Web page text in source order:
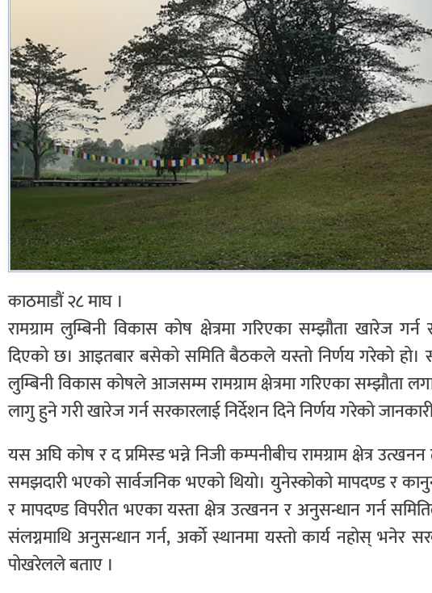
काठमाडौं २८ माघ ।
रामग्राम लुम्बिनी विकास कोष क्षेत्रमा गरिएका सम्झौता खारेज
दिएको छ। आइतबार बसेको समिति बैठकले यस्तो निर्णय गरेको
लुम्बिनी विकास कोषले आजसम्म रामग्राम क्षेत्रमा गरिएका सम्झौता
लागु हुने गरी खारेज गर्न सरकारलाई निर्देशन दिने निर्णय गरेको
यस अघि कोष र द प्रमिस्ड भन्ने निजी कम्पनीबीच रामग्राम क्षेत्र उत्खनन
समझदारी भएको सार्वजनिक भएको थियो। युनेस्कोको मापदण्ड र कानुनी
र मापदण्ड विपरीत भएका यस्ता क्षेत्र उत्खनन र अनुसन्धान गर्न
संलग्नमाथि अनुसन्धान गर्न, अर्काे स्थानमा यस्तो कार्य नहोस् भनेर
पोखरेलले बताए ।